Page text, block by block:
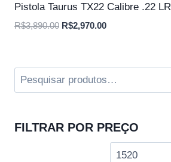
Pistola Taurus TX22 Calibre .22 LR
R$3,890.00 O
era:
R$3,890.00.
R$2,970.00O
é:
R$2,970.00.
Pesquisar
por:
FILTRAR POR PREÇO
Preço